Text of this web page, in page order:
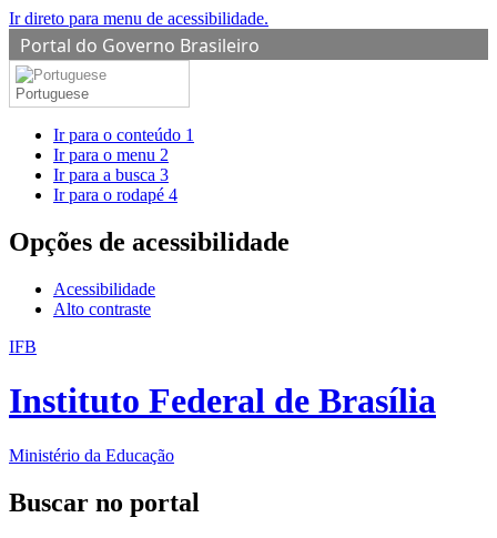
Ir direto para menu de acessibilidade.
Portal do Governo Brasileiro
Portuguese
Ir para o conteúdo 1
Ir para o menu 2
Ir para a busca 3
Ir para o rodapé 4
Opções de acessibilidade
Acessibilidade
Alto contraste
IFB
Instituto Federal de Brasília
Ministério da Educação
Buscar no portal